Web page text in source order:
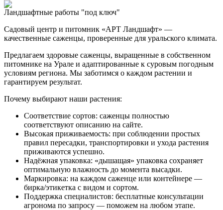
Ландшафтные работы "под ключ"
Садовый центр и питомник «АРТ Ландшафт» —
качественные саженцы, проверенные для уральского климата.
Предлагаем здоровые саженцы, выращенные в собственном
питомнике на Урале и адаптированные к суровым погодным
условиям региона. Мы заботимся о каждом растении и
гарантируем результат.
Почему выбирают наши растения:
Соответствие сортов: саженцы полностью
соответствуют описанию на сайте.
Высокая приживаемость: при соблюдении простых
правил пересадки, транспортировки и ухода растения
приживаются успешно.
Надёжная упаковка: «дышащая» упаковка сохраняет
оптимальную влажность до момента высадки.
Маркировка: на каждом саженце или контейнере —
бирка/этикетка с видом и сортом.
Поддержка специалистов: бесплатные консультации
агронома по запросу — поможем на любом этапе.